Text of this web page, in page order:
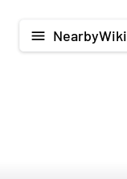
menu NearbyWiki